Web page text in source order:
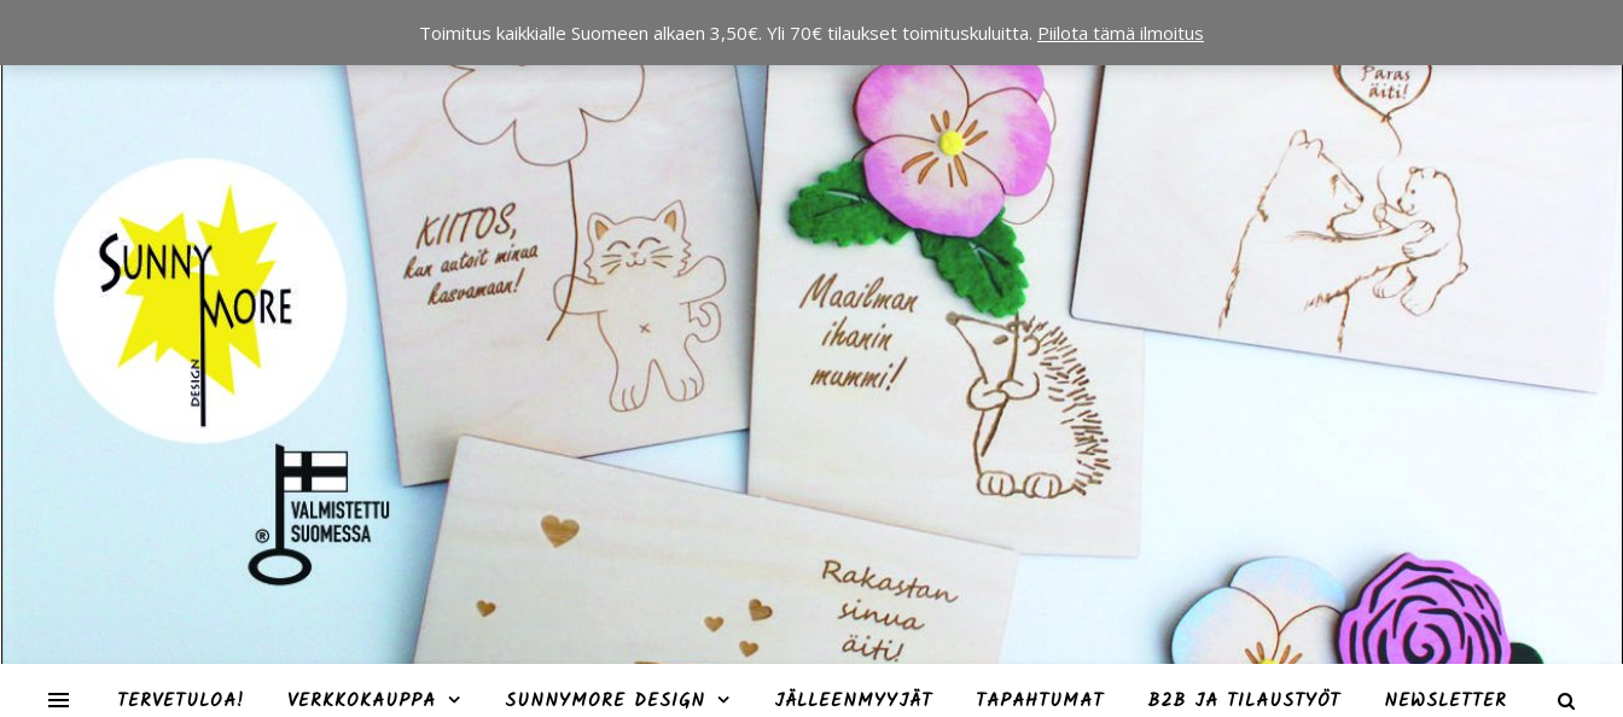
TERVETULOA! VERKKOKAUPPA SUNNYMORE DESIGN JÄLLEENMYYJÄT TAPAHTUMAT B2B JA TILAUSTYÖT NEWSLETTER
Toimitus kaikkialle Suomeen alkaen 3,50€. Yli 70€ tilaukset toimituskuluitta. Piilota tämä ilmoitus